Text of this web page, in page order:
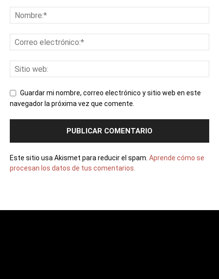
Guardar mi nombre, correo electrónico y sitio web en este
navegador la próxima vez que comente.
Este sitio usa Akismet para reducir el spam. Aprende cómo se
procesan los datos de tus comentarios.